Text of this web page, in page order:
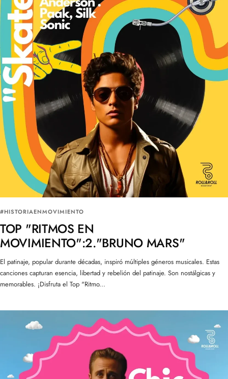
#HISTORIAENMOVIMIENTO
TOP "RITMOS EN
MOVIMIENTO":2."BRUNO MARS"
El patinaje, popular durante décadas, inspiró múltiples géneros musicales. Estas
canciones capturan esencia, libertad y rebelión del patinaje. Son nostálgicas y
memorables. ¡Disfruta el Top "Ritmo...